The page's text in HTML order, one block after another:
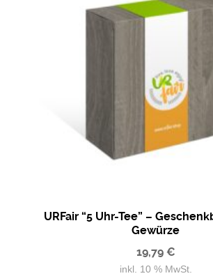
URFair “5 Uhr-Tee” –
Gewürze
19,79 €
inkl. 10 % MwSt.